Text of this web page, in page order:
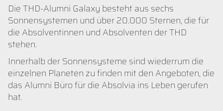
Die THD-Alumni Galaxy besteht aus sechs
Sonnensystemen und über 20.000 Sternen, die für
die Absolventinnen und Absolventen der THD
stehen.
Innerhalb der Sonnensysteme sind wiederrum die
einzelnen Planeten zu finden mit den Angeboten, die
das Alumni Büro für die Absolvia ins Leben gerufen
hat.